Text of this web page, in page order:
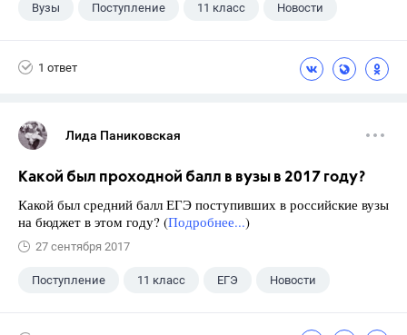
Вузы Поступление 11 класс Новости
1 ответ
Лида Паниковская
Какой был проходной балл в вузы в 2017 году?
Какой был средний балл ЕГЭ поступивших в российские вузы
на бюджет в этом году? (Подробнее...)
27 сентября 2017
Поступление 11 класс ЕГЭ Новости